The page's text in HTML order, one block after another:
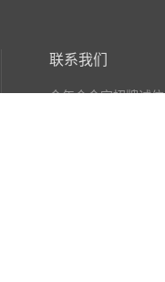
联系我们
金年会金字招牌诚信